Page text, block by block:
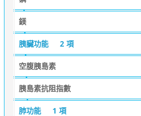
鎂
胰臟功能 2 項
空腹胰島素
胰島素抗阻指數
肺功能 1 項